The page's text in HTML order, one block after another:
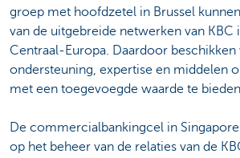
groep met hoofdzetel in Brussel
van de uitgebreide netwerken van KBC
Centraal-Europa. Daardoor
ondersteuning, expertise en middelen
met een toegevoegde waarde te
De commercialbankingcel in
op het beheer van de relaties van de